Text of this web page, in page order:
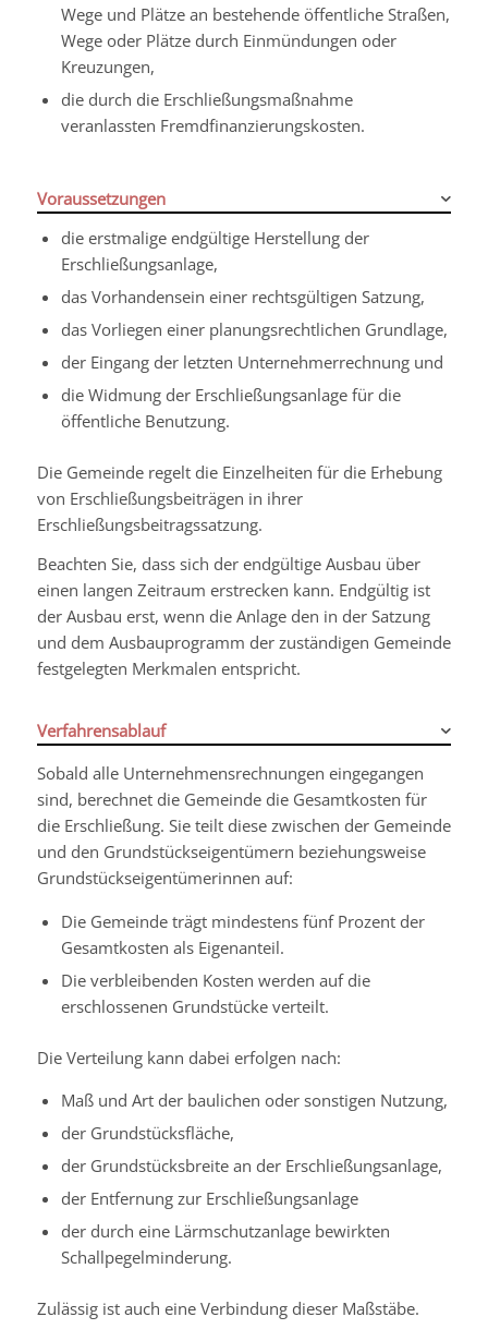
Wege und Plätze an bestehende öffentliche Straßen,
Wege oder Plätze durch Einmündungen oder
Kreuzungen,
die durch die Erschließungsmaßnahme
veranlassten Fremdfinanzierungskosten.
Voraussetzungen
die erstmalige endgültige Herstellung der
Erschließungsanlage,
das Vorhandensein einer rechtsgültigen Satzung,
das Vorliegen einer planungsrechtlichen Grundlage,
der Eingang der letzten Unternehmerrechnung und
die Widmung der Erschließungsanlage für die
öffentliche Benutzung.
Die Gemeinde regelt die Einzelheiten für die Erhebung
von Erschließungsbeiträgen in ihrer
Erschließungsbeitragssatzung.
Beachten Sie, dass sich der endgültige Ausbau über
einen langen Zeitraum erstrecken kann. Endgültig ist
der Ausbau erst, wenn die Anlage den in der Satzung
und dem Ausbauprogramm der zuständigen Gemeinde
festgelegten Merkmalen entspricht.
Verfahrensablauf
Sobald alle Unternehmensrechnungen eingegangen
sind, berechnet die Gemeinde die Gesamtkosten für
die Erschließung. Sie teilt diese zwischen der Gemeinde
und den Grundstückseigentümern beziehungsweise
Grundstückseigentümerinnen auf:
Die Gemeinde trägt mindestens fünf Prozent der
Gesamtkosten als Eigenanteil.
Die verbleibenden Kosten werden auf die
erschlossenen Grundstücke verteilt.
Die Verteilung kann dabei erfolgen nach:
Maß und Art der baulichen oder sonstigen Nutzung,
der Grundstücksfläche,
der Grundstücksbreite an der Erschließungsanlage,
der Entfernung zur Erschließungsanlage
der durch eine Lärmschutzanlage bewirkten
Schallpegelminderung.
Zulässig ist auch eine Verbindung dieser Maßstäbe.